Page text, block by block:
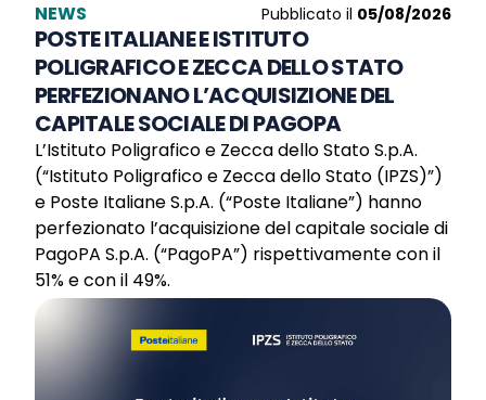
NEWS Pubblicato il 05/08/2026
POSTE ITALIANE E ISTITUTO
POLIGRAFICO E ZECCA DELLO STATO
PERFEZIONANO L’ACQUISIZIONE DEL
CAPITALE SOCIALE DI PAGOPA
L’Istituto Poligrafico e Zecca dello Stato S.p.A.
(“Istituto Poligrafico e Zecca dello Stato (IPZS)”)
e Poste Italiane S.p.A. (“Poste Italiane”) hanno
perfezionato l’acquisizione del capitale sociale di
PagoPA S.p.A. (“PagoPA”) rispettivamente con il
51% e con il 49%.